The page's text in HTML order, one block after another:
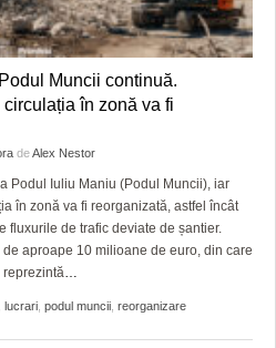
Muncii continuă.
circulația în zonă va fi
deAlex Nestor
Podul Iuliu Maniu (Podul Muncii), iar
în zonă va fi reorganizată, astfel încât
fluxurile de trafic deviate de șantier.
aproape 10 milioane de euro, din care
lucrari podul muncii reorganizare